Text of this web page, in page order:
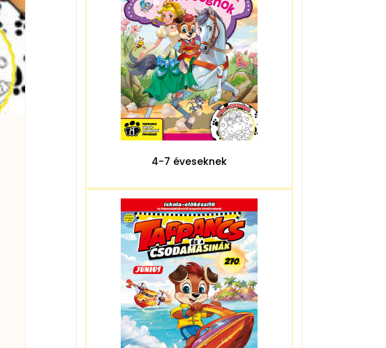
4-7 éveseknek